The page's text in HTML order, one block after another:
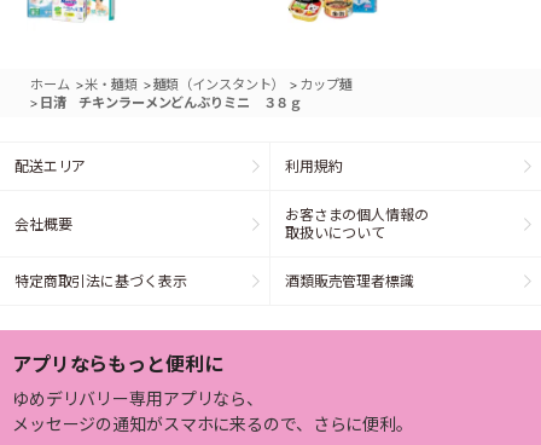
ホーム >米・麺類 >麺類（インスタント） > カップ麺
> 日清 チキンラーメンどんぶりミニ ３８ｇ
配送エリア 利用規約
会社概要
お客さまの個人情報の
取扱いについて
特定商取引法に基づく表示 酒類販売管理者標識
アプリならもっと便利に
ゆめデリバリー専用アプリなら、
メッセージの通知がスマホに来るので、さらに便利。